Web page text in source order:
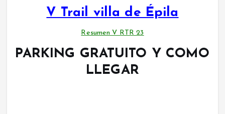
V Trail villa de Épila
Resumen V RTR 23
PARKING GRATUITO Y COMO
LLEGAR